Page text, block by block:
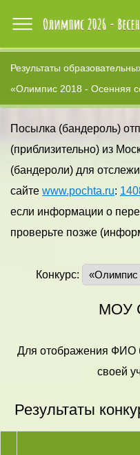
Результаты
«Олимпис 2018 - Осенняя
Посылка (бандероль)
(приблизительно) из
(бандероли) для
сайте www.pochta.ru:
если информации о
проверьте позже
Конкурс:
МОУ
Для отображения ФИО
своей
Результаты